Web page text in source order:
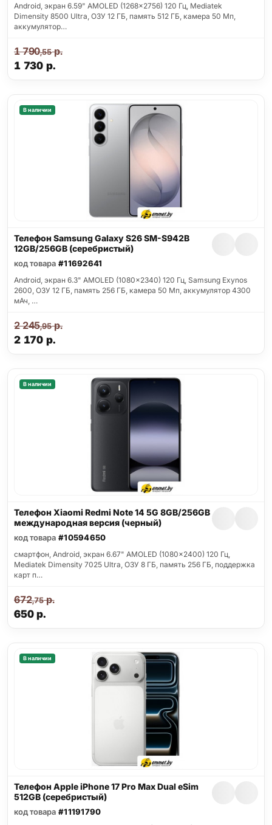
Android, экран 6.59" AMOLED (1268x2756) 120 Гц, Mediatek
Dimensity 8500 Ultra, ОЗУ 12 ГБ, память 512 ГБ, камера 50 Мп,
аккумулятор…
1 730 р.
1 790,55р.
В наличии
Телефон Samsung Galaxy S26 SM-S942B
12GB/256GB (серебристый)
код товара #11692641
Android, экран 6.3" AMOLED (1080x2340) 120 Гц, Samsung Exynos
2600, ОЗУ 12 ГБ, память 256 ГБ, камера 50 Мп, аккумулятор 4300
мАч, …
2 170 р.
2 245,95р.
В наличии
Телефон Xiaomi Redmi Note 14 5G 8GB/256GB
международная версия (черный)
код товара #10594650
смартфон, Android, экран 6.67" AMOLED (1080x2400) 120 Гц,
Mediatek Dimensity 7025 Ultra, ОЗУ 8 ГБ, память 256 ГБ, поддержка
карт п…
650р.
672,75р.
В наличии
Телефон Apple iPhone 17 Pro Max Dual eSim
512GB (серебристый)
код товара #11191790